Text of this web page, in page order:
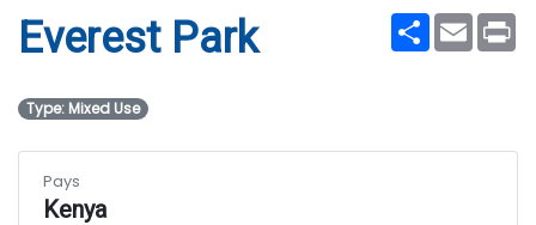
ShareEmail
Everest Park
Type: Mixed Use
Pays
Kenya